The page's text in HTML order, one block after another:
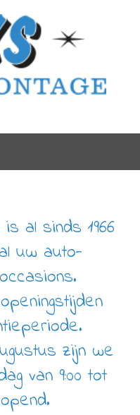
al sinds 1966
uw auto-
zijn we
van 9:00 tot